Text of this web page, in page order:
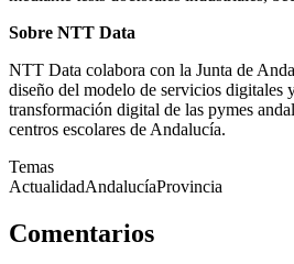
Sobre NTT Data
NTT Data colabora con la Junta de
diseño del modelo de servicios digitales
transformación digital de las pymes
centros escolares de Andalucía.
Temas
ActualidadAndalucíaProvincia
Comentarios